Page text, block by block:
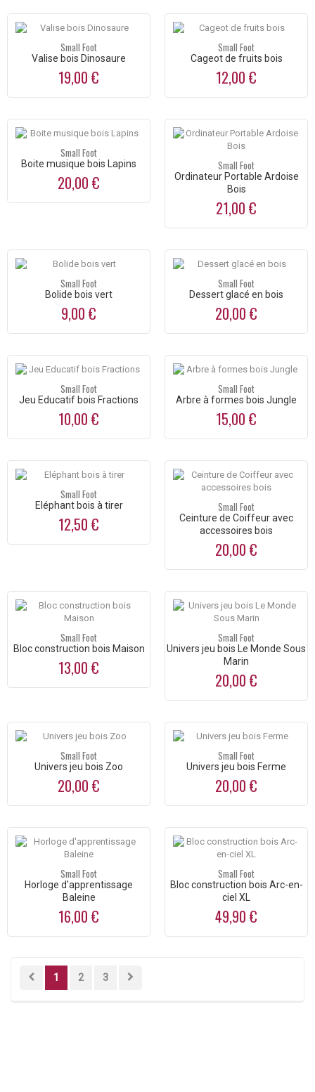
Small Foot
Valise bois Dinosaure
19,00 €
Small Foot
Cageot de fruits bois
12,00 €
Small Foot
Boite musique bois Lapins
20,00 €
Small Foot
Ordinateur Portable Ardoise
Bois
21,00 €
Small Foot
Bolide bois vert
9,00 €
Small Foot
Dessert glacé en bois
20,00 €
Small Foot
Jeu Educatif bois Fractions
10,00 €
Small Foot
Arbre à formes bois Jungle
15,00 €
Small Foot
Eléphant bois à tirer
12,50 €
Small Foot
Ceinture de Coiffeur avec
accessoires bois
20,00 €
Small Foot
Bloc construction bois Maison
13,00 €
Small Foot
Univers jeu bois Le Monde Sous
Marin
20,00 €
Small Foot
Univers jeu bois Zoo
20,00 €
Small Foot
Univers jeu bois Ferme
20,00 €
Small Foot
Horloge d'apprentissage
Baleine
16,00 €
Small Foot
Bloc construction bois Arc-en-
ciel XL
49,90 €
1 2 3